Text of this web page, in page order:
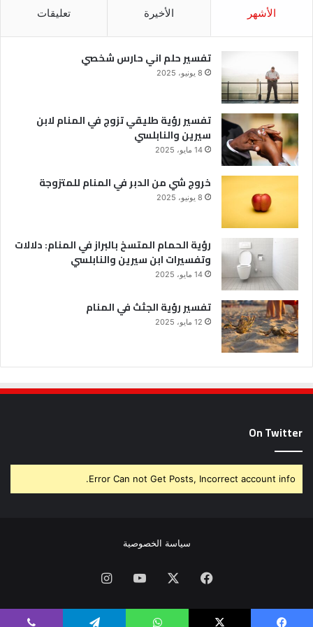
الأشهر الأخيرة تعليقات
تفسير حلم اني حارس شخصي
8 يونيو، 2025
تفسير رؤية طليقي تزوج في المنام لابن
سيرين والنابلسي
14 مايو، 2025
خروج شي من الدبر في المنام للمتزوجة
8 يونيو، 2025
رؤية الحمام المتسخ بالبراز في المنام: دلالات
وتفسيرات ابن سيرين والنابلسي
14 مايو، 2025
تفسير رؤية الجثث في المنام
12 مايو، 2025
On Twitter
Error Can not Get Posts, Incorrect account info.
سياسة الخصوصية
فيسبوك يوتيوبانستقرام